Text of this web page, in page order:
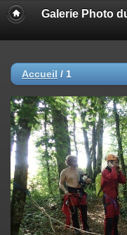
Galerie Photo
Accueil / 1